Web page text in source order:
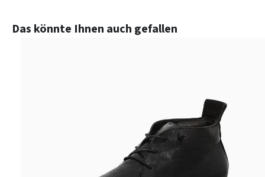
Produktgalerie überspringen
Das könnte Ihnen auch gefallen